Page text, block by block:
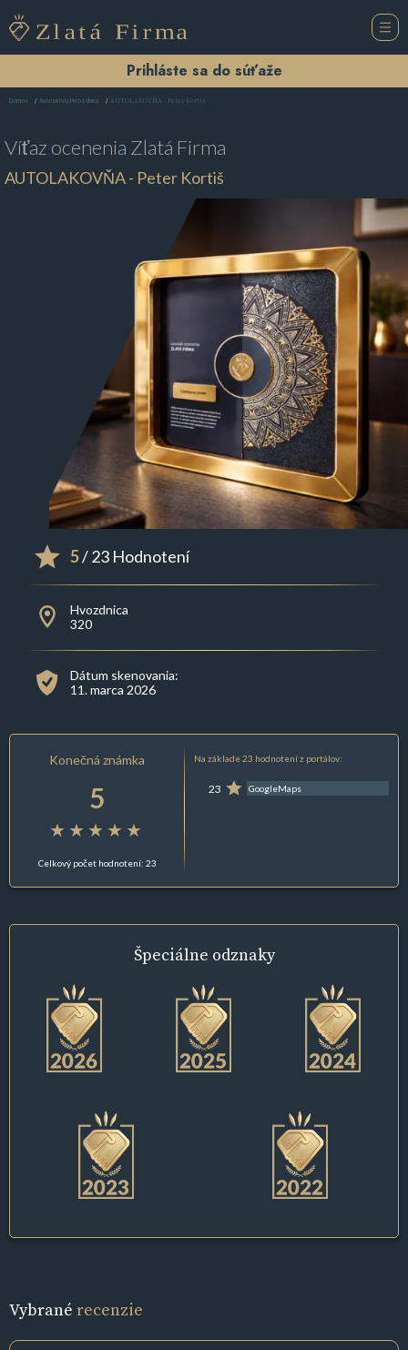
Prihláste sa do súťaže
Domov Autoservis Hvozdnica AUTOLAKOVŇA - Peter Kortiš
Víťaz ocenenia Zlatá Firma
AUTOLAKOVŇA - Peter Kortiš
5/ 23 Hodnotení
Hvozdnica
320
Dátum skenovania:
11. marca 2026
Konečná známka
5
Celkový počet hodnotení: 23
Na základe 23 hodnotení z portálov:
23 GoogleMaps
Špeciálne odznaky
Vybrané recenzie